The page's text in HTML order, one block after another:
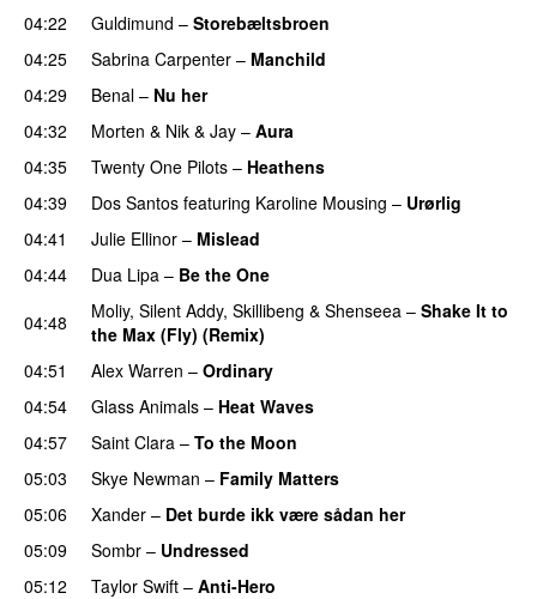
04:22
Guldimund – Storebæltsbroen
04:25
Sabrina Carpenter – Manchild
04:29
Benal – Nu her
04:32 Morten & Nik & Jay – Aura
04:35
Twenty One Pilots – Heathens
04:39
Dos Santos featuring Karoline Mousing – Urørlig
04:41
Julie Ellinor – Mislead
04:44
Dua Lipa – Be the One
04:48 Moliy, Silent Addy, Skillibeng & Shenseea – Shake It to
the Max (Fly) (Remix)
04:51
Alex Warren – Ordinary
04:54
Glass Animals – Heat Waves
04:57
Saint Clara – To the Moon
05:03
Skye Newman – Family Matters
05:06 Xander – Det burde ikk være sådan her
05:09
Sombr – Undressed
05:12 Taylor Swift – Anti-Hero